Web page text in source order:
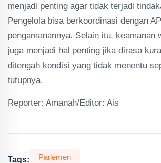
menjadi penting agar tidak terjadi
Pengelola bisa berkoordinasi dengan
pengamanannya. Selain itu, keamanan
juga menjadi hal penting jika dirasa
ditengah kondisi yang tidak menentu
tutupnya.
Reporter: Amanah/Editor: Ais
Tags: Parlemen